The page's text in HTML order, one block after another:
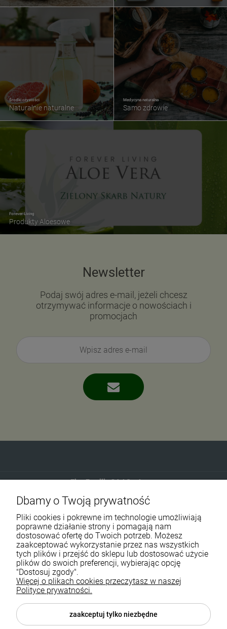
Forever Living
Produkty Aloesowe
Środki czystości
Naturalnie naturalne
Medycyna naturalna
Samo zdrowie
Newsletter
Podaj swój adres e-mail, jeżeli chcesz
otrzymywać informacje o nowościach i
promocjach
Eko-Familia GAJ Sp.Jawna
Gdańska 60
90-616 Łódź
790 727 174
sklep@eko-familia.pl
Informacje o sklepie
Suplementy diety
Popularne kategorie
Dbamy o Twoją prywatność
Pliki cookies i pokrewne im technologie umożliwiają
poprawne działanie strony i pomagają nam
dostosować ofertę do Twoich potrzeb. Możesz
zaakceptować wykorzystanie przez nas wszystkich
tych plików i przejść do sklepu lub dostosować użycie
plików do swoich preferencji, wybierając opcję
"Dostosuj zgody".
Więcej o plikach cookies przeczytasz w naszej
Polityce prywatności.
zaakceptuj tylko niezbędne
Zasubskrybuj nasz newsletter
i otrzymaj5% rabatu na zakupy.
Twój email